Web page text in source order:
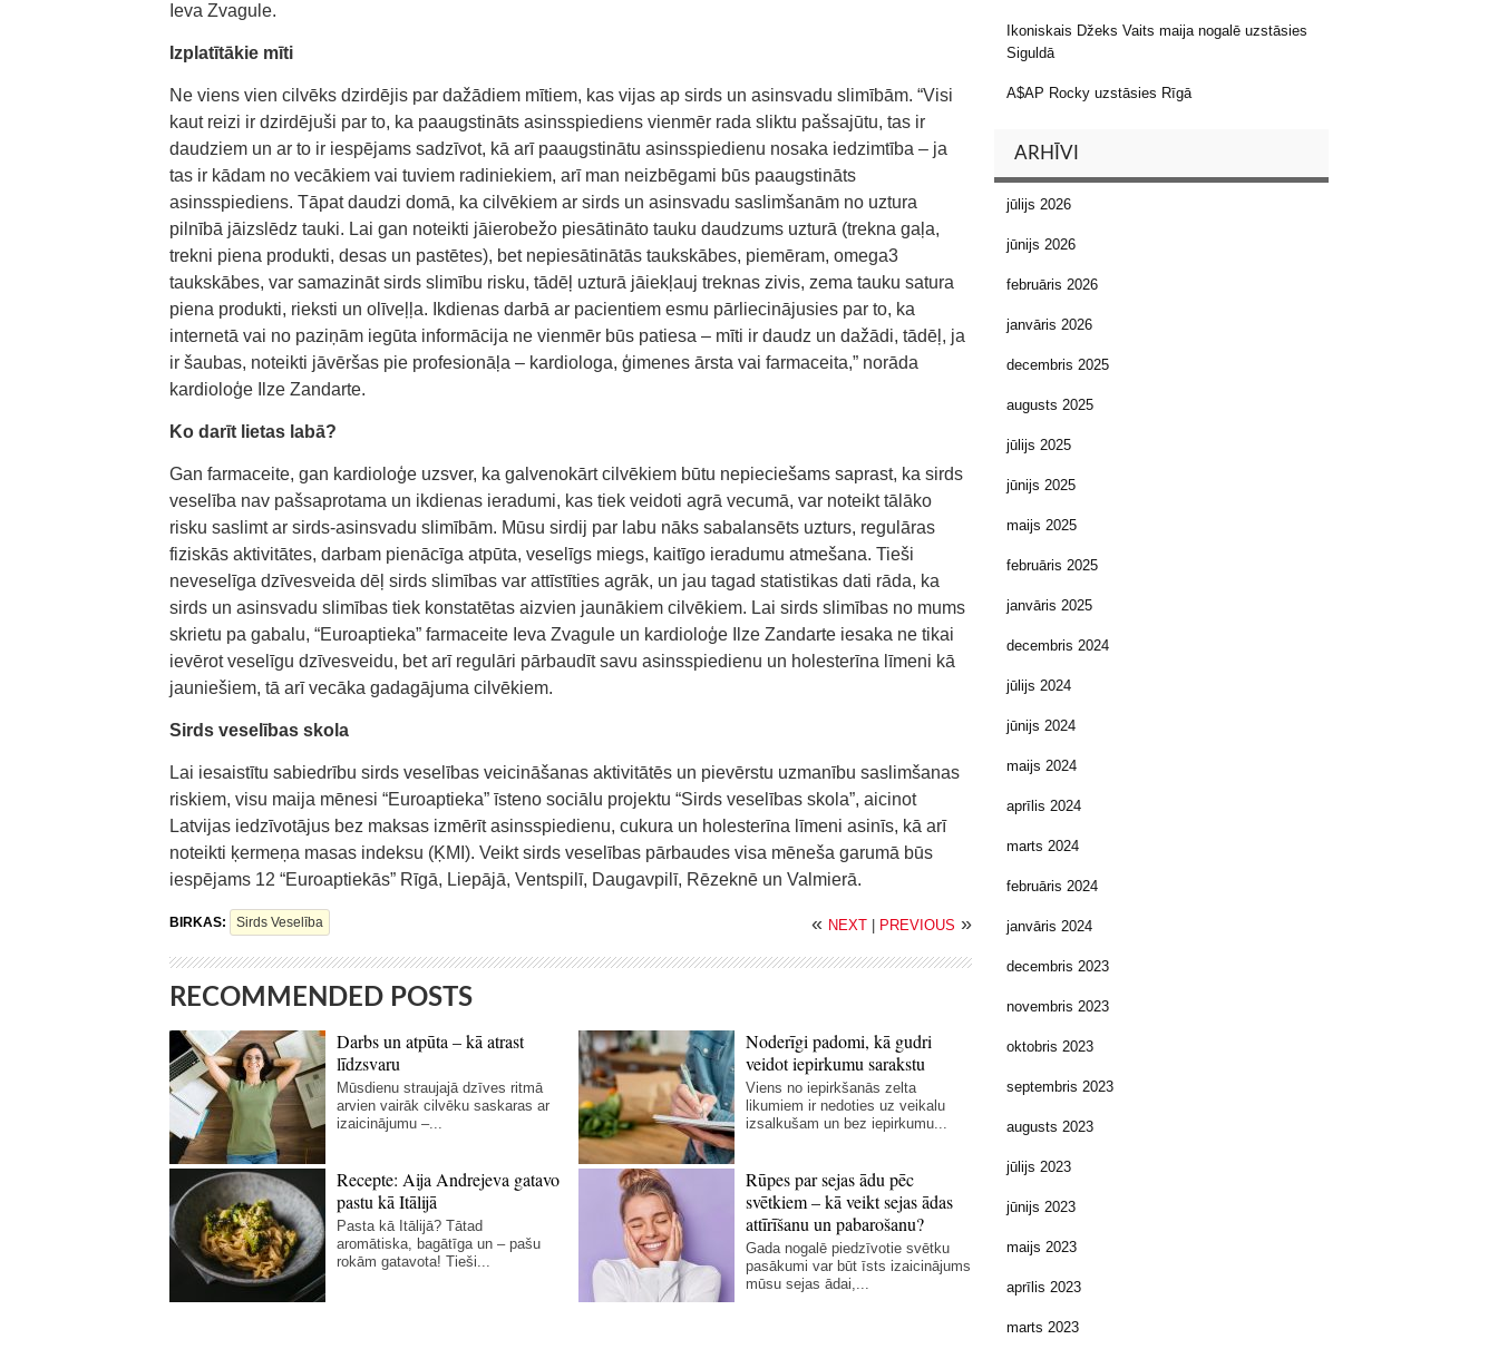
Ieva Zvagule.
Izplatītākie mīti
Ne viens vien cilvēks dzirdējis par dažādiem mītiem, kas vijas ap sirds un asinsvadu slimībām. “Visi
kaut reizi ir dzirdējuši par to, ka paaugstināts asinsspiediens vienmēr rada sliktu pašsajūtu, tas ir
daudziem un ar to ir iespējams sadzīvot, kā arī paaugstinātu asinsspiedienu nosaka iedzimtība – ja
tas ir kādam no vecākiem vai tuviem radiniekiem, arī man neizbēgami būs paaugstināts
asinsspiediens. Tāpat daudzi domā, ka cilvēkiem ar sirds un asinsvadu saslimšanām no uztura
pilnībā jāizslēdz tauki. Lai gan noteikti jāierobežo piesātināto tauku daudzums uzturā (trekna gaļa,
trekni piena produkti, desas un pastētes), bet nepiesātinātās taukskābes, piemēram, omega3
taukskābes, var samazināt sirds slimību risku, tādēļ uzturā jāiekļauj treknas zivis, zema tauku satura
piena produkti, rieksti un olīveļļa. Ikdienas darbā ar pacientiem esmu pārliecinājusies par to, ka
internetā vai no paziņām iegūta informācija ne vienmēr būs patiesa – mīti ir daudz un dažādi, tādēļ, ja
ir šaubas, noteikti jāvēršas pie profesionāļa – kardiologa, ģimenes ārsta vai farmaceita,” norāda
kardioloģe Ilze Zandarte.
Ko darīt lietas labā?
Gan farmaceite, gan kardioloģe uzsver, ka galvenokārt cilvēkiem būtu nepieciešams saprast, ka sirds
veselība nav pašsaprotama un ikdienas ieradumi, kas tiek veidoti agrā vecumā, var noteikt tālāko
risku saslimt ar sirds-asinsvadu slimībām. Mūsu sirdij par labu nāks sabalansēts uzturs, regulāras
fiziskās aktivitātes, darbam pienācīga atpūta, veselīgs miegs, kaitīgo ieradumu atmešana. Tieši
neveselīga dzīvesveida dēļ sirds slimības var attīstīties agrāk, un jau tagad statistikas dati rāda, ka
sirds un asinsvadu slimības tiek konstatētas aizvien jaunākiem cilvēkiem. Lai sirds slimības no mums
skrietu pa gabalu, “Euroaptieka” farmaceite Ieva Zvagule un kardioloģe Ilze Zandarte iesaka ne tikai
ievērot veselīgu dzīvesveidu, bet arī regulāri pārbaudīt savu asinsspiedienu un holesterīna līmeni kā
jauniešiem, tā arī vecāka gadagājuma cilvēkiem.
Sirds veselības skola
Lai iesaistītu sabiedrību sirds veselības veicināšanas aktivitātēs un pievērstu uzmanību saslimšanas
riskiem, visu maija mēnesi “Euroaptieka” īsteno sociālu projektu “Sirds veselības skola”, aicinot
Latvijas iedzīvotājus bez maksas izmērīt asinsspiedienu, cukura un holesterīna līmeni asinīs, kā arī
noteikti ķermeņa masas indeksu (ĶMI). Veikt sirds veselības pārbaudes visa mēneša garumā būs
iespējams 12 “Euroaptiekās” Rīgā, Liepājā, Ventspilī, Daugavpilī, Rēzeknē un Valmierā.
BIRKAS: Sirds Veselība « NEXT PREVIOUS »
RECOMMENDED POSTS
Darbs un atpūta – kā atrast
līdzsvaru
Mūsdienu straujajā dzīves ritmā
arvien vairāk cilvēku saskaras ar
izaicinājumu –...
Noderīgi padomi, kā gudri
veidot iepirkumu sarakstu
Viens no iepirkšanās zelta
likumiem ir nedoties uz veikalu
izsalkušam un bez iepirkumu...
Recepte: Aija Andrejeva gatavo
pastu kā Itālijā
Pasta kā Itālijā? Tātad
aromātiska, bagātīga un – pašu
rokām gatavota! Tieši...
Rūpes par sejas ādu pēc
svētkiem – kā veikt sejas ādas
attīrīšanu un pabarošanu?
Gada nogalē piedzīvotie svētku
pasākumi var būt īsts izaicinājums
mūsu sejas ādai,...
Ikoniskais Džeks Vaits maija nogalē uzstāsies
Siguldā
A$AP Rocky uzstāsies Rīgā
ARHĪVI
jūlijs 2026
jūnijs 2026
februāris 2026
janvāris 2026
decembris 2025
augusts 2025
jūlijs 2025
jūnijs 2025
maijs 2025
februāris 2025
janvāris 2025
decembris 2024
jūlijs 2024
jūnijs 2024
maijs 2024
aprīlis 2024
marts 2024
februāris 2024
janvāris 2024
decembris 2023
novembris 2023
oktobris 2023
septembris 2023
augusts 2023
jūlijs 2023
jūnijs 2023
maijs 2023
aprīlis 2023
marts 2023